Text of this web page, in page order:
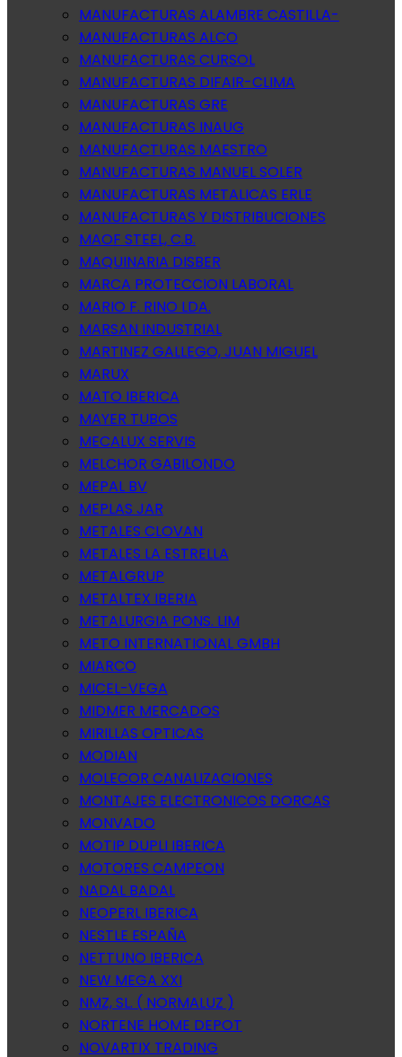
MANUFACTURAS ALAMBRE CASTILLA-
MANUFACTURAS ALCO
MANUFACTURAS CURSOL
MANUFACTURAS DIFAIR-CLIMA
MANUFACTURAS GRE
MANUFACTURAS INAUG
MANUFACTURAS MAESTRO
MANUFACTURAS MANUEL SOLER
MANUFACTURAS METALICAS ERLE
MANUFACTURAS Y DISTRIBUCIONES
MAOF STEEL, C.B.
MAQUINARIA DISBER
MARCA PROTECCION LABORAL
MARIO F. RINO LDA.
MARSAN INDUSTRIAL
MARTINEZ GALLEGO, JUAN MIGUEL
MARUX
MATO IBERICA
MAYER TUBOS
MECALUX SERVIS
MELCHOR GABILONDO
MEPAL BV
MEPLAS JAR
METALES CLOVAN
METALES LA ESTRELLA
METALGRUP
METALTEX IBERIA
METALURGIA PONS. LIM
METO INTERNATIONAL GMBH
MIARCO
MICEL-VEGA
MIDMER MERCADOS
MIRILLAS OPTICAS
MODIAN
MOLECOR CANALIZACIONES
MONTAJES ELECTRONICOS DORCAS
MONVADO
MOTIP DUPLI IBERICA
MOTORES CAMPEON
NADAL BADAL
NEOPERL IBERICA
NESTLE ESPAÑA
NETTUNO IBERICA
NEW MEGA XXI
NMZ, SL. ( NORMALUZ )
NORTENE HOME DEPOT
NOVARTIX TRADING